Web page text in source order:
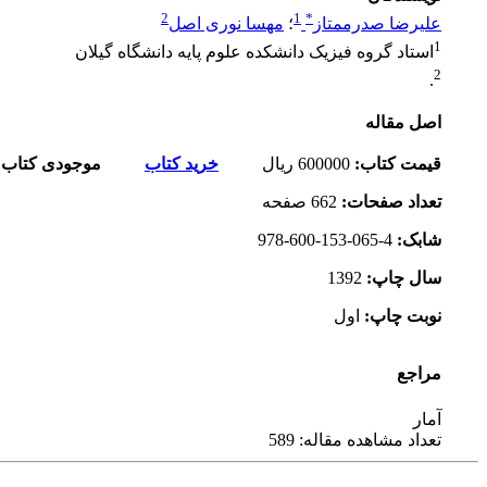
علیرضا صدرممتاز *
1؛ مهسا نوری اصل2
1 استاد گروه فیزیک دانشکده علوم پایه دانشگاه گیلان
2
.
اصل مقاله
قیمت کتاب: ریال خرید کتاب موجودی
تعداد صفحات:
شابک:
سال چاپ:
نوبت چاپ: اول
مراجع
آمار
تعداد مشاهده مقاله: 589